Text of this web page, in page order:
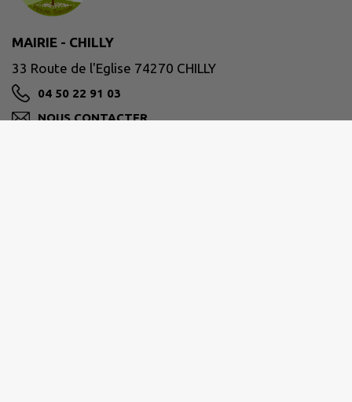
MAIRIE - CHILLY
33 Route de l'Eglise 74270 CHILLY
04 50 22 91 03
NOUS CONTACTER